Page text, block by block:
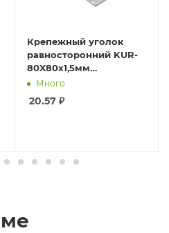
Крепежный уголок
равносторонний KUR-
80X80х1,5мм
оцинкованная сталь
Много
20.57 ₽